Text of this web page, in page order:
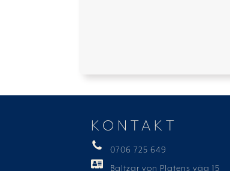
KONTAKT
0706 725 649
Baltzar von Platens väg 15